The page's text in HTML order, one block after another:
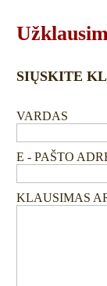
SIŲSKITE
VARDAS
E - PAŠTO
KLAUSIMAS